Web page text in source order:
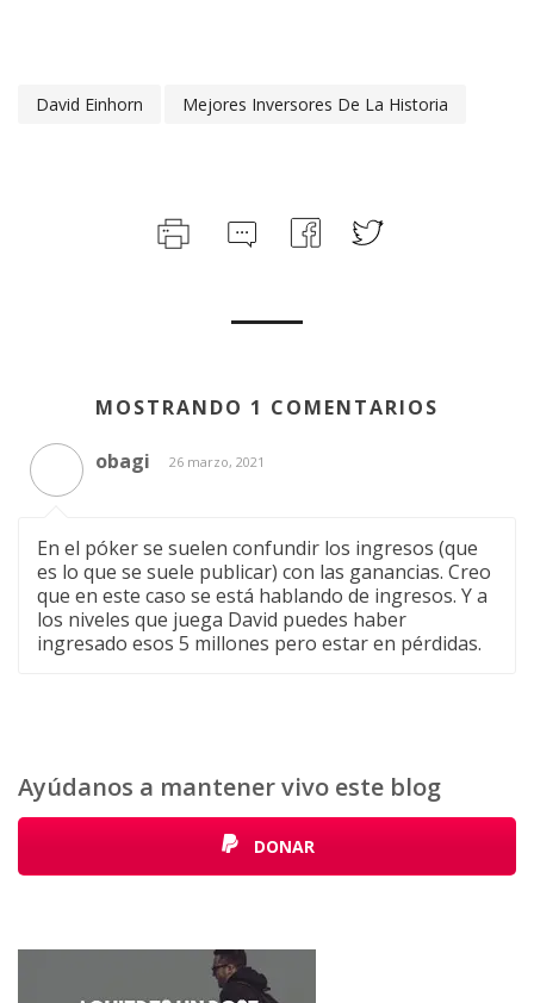
David Einhorn Mejores Inversores De La Historia
MOSTRANDO 1 COMENTARIOS
obagi 26 marzo, 2021
En el póker se suelen confundir los ingresos (que
es lo que se suele publicar) con las ganancias. Creo
que en este caso se está hablando de ingresos. Y a
los niveles que juega David puedes haber
ingresado esos 5 millones pero estar en pérdidas.
Ayúdanos a mantener vivo este blog
DONAR